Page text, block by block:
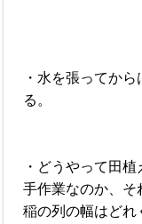
・水を張ってか
る。
・どうやって田
手作業なのか、そ
稲の列の幅はどれ